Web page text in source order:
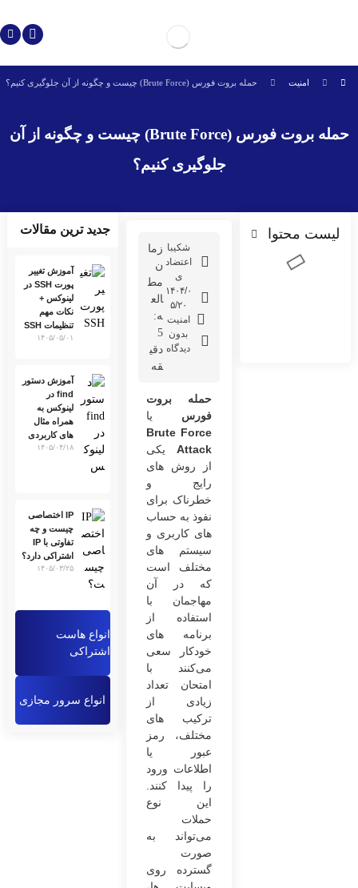
امنیت حمله بروت فورس (Brute Force) چیست و چگونه از آن جلوگیری کنیم؟
حمله بروت فورس (Brute Force) چیست و چگونه از آن
جلوگیری کنیم؟
لیست محتوا
شکیبا
اعتضاد
ی
۱۴۰۴/۰
۵/۲۰
امنیت
بدون
دیدگاه
زما
ن
مط
الع
ه:
5
دقی
قه
حمله بروت
فورس یا
Brute Force
Attackیکی
از روش های
رایج و
خطرناک برای
نفوذ به حساب
های کاربری و
سیستم های
مختلف است
که در آن
مهاجمان با
استفاده از
برنامه های
خودکار سعی
می‌کنند با
امتحان تعداد
زیادی از
ترکیب های
مختلف، رمز
عبور یا
اطلاعات ورود
را پیدا کنند.
این نوع
حملات
می‌تواند به
صورت
گسترده روی
جدید ترین مقالات
آموزش تغییر
پورت SSH در
لینوکس +
نکات مهم
تنظیمات SSH
۱۴۰۵/۰۵/۰۱
آموزش دستور
find در
لینوکس به
همراه مثال
های کاربردی
۱۴۰۵/۰۴/۱۸
IP اختصاصی
چیست و چه
تفاوتی با IP
اشتراکی دارد؟
۱۴۰۵/۰۳/۲۵
انواع هاست
اشتراکی
انواع سرور مجازی